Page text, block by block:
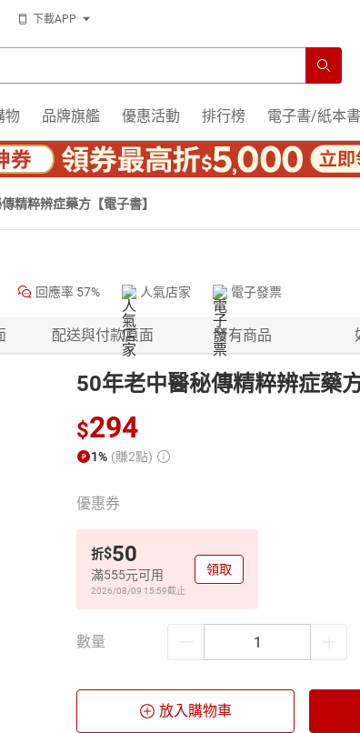
下載APP
物 品牌旗艦 優惠活動 排行榜 電子書/紙本書
精粹辨症藥方【電子書】
回應率 57% 人氣店家 電子發票
配送與付款頁面 所有商品
50年老中醫秘傳精粹辨症藥
$294
1% (賺2點)
優惠券
折$50
滿555元可用
2026/08/09 15:59截止
領取
數量
放入購物車